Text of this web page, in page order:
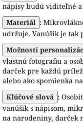
nápisy budú viditeľné a
Materiál :
udržuje. Vanúšik je tak
Možnosti
vlastnú fotografiu a
darček pre každú
alebo ako spomienka
Kľúčové slová :
vanúšik s nápisom,
na narodeniny, darček